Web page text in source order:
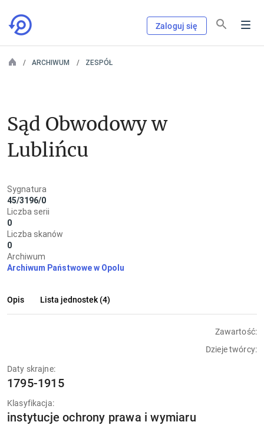
Zaloguj się
ARCHIWUM ZESPÓŁ
Sąd Obwodowy w
Lublińcu
Sygnatura
45/3196/0
Liczba serii
0
Liczba skanów
0
Archiwum
Archiwum Państwowe w Opolu
Opis Lista jednostek (4)
Zawartość:
Dzieje twórcy:
Daty skrajne:
1795-1915
Klasyfikacja:
instytucje ochrony prawa i wymiaru